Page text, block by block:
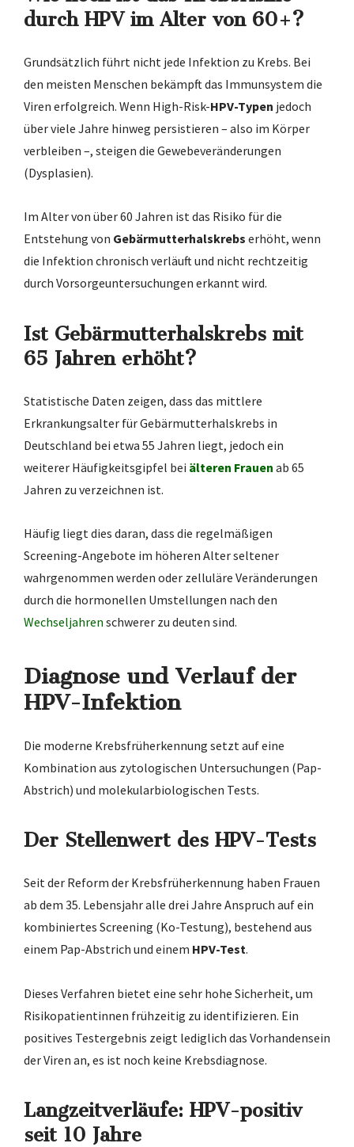
durch HPV im Alter von 60+?
Grundsätzlich führt nicht jede Infektion zu Krebs. Bei
den meisten Menschen bekämpft das Immunsystem die
Viren erfolgreich. Wenn High-Risk-HPV-Typen jedoch
über viele Jahre hinweg persistieren – also im Körper
verbleiben –, steigen die Gewebeveränderungen
(Dysplasien).
Im Alter von über 60 Jahren ist das Risiko für die
Entstehung von Gebärmutterhalskrebs erhöht, wenn
die Infektion chronisch verläuft und nicht rechtzeitig
durch Vorsorgeuntersuchungen erkannt wird.
Ist Gebärmutterhalskrebs mit
65 Jahren erhöht?
Statistische Daten zeigen, dass das mittlere
Erkrankungsalter für Gebärmutterhalskrebs in
Deutschland bei etwa 55 Jahren liegt, jedoch ein
weiterer Häufigkeitsgipfel bei älteren Frauen ab 65
Jahren zu verzeichnen ist.
Häufig liegt dies daran, dass die regelmäßigen
Screening-Angebote im höheren Alter seltener
wahrgenommen werden oder zelluläre Veränderungen
durch die hormonellen Umstellungen nach den
Wechseljahren schwerer zu deuten sind.
Diagnose und Verlauf der
HPV-Infektion
Die moderne Krebsfrüherkennung setzt auf eine
Kombination aus zytologischen Untersuchungen (Pap-
Abstrich) und molekularbiologischen Tests.
Der Stellenwert des HPV-Tests
Seit der Reform der Krebsfrüherkennung haben Frauen
ab dem 35. Lebensjahr alle drei Jahre Anspruch auf ein
kombiniertes Screening (Ko-Testung), bestehend aus
einem Pap-Abstrich und einem HPV-Test.
Dieses Verfahren bietet eine sehr hohe Sicherheit, um
Risikopatientinnen frühzeitig zu identifizieren. Ein
positives Testergebnis zeigt lediglich das Vorhandensein
der Viren an, es ist noch keine Krebsdiagnose.
Langzeitverläufe: HPV-positiv
seit 10 Jahre